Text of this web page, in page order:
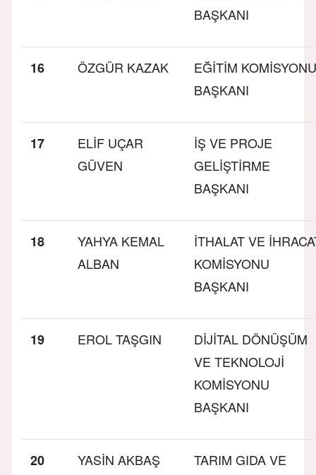
BAŞKANI
16 ÖZGÜR KAZAK
EĞİTİM KOMİSYONU
BAŞKANI
17
ELİF UÇAR
GÜVEN
İŞ VE PROJE
GELİŞTİRME
BAŞKANI
18
YAHYA KEMAL
ALBAN
İTHALAT VE
KOMİSYONU
BAŞKANI
19 EROL TAŞGIN
DİJİTAL DÖNÜŞÜM
VE TEKNOLOJİ
KOMİSYONU
BAŞKANI
20 YASİN AKBAŞ
TARIM GIDA VE